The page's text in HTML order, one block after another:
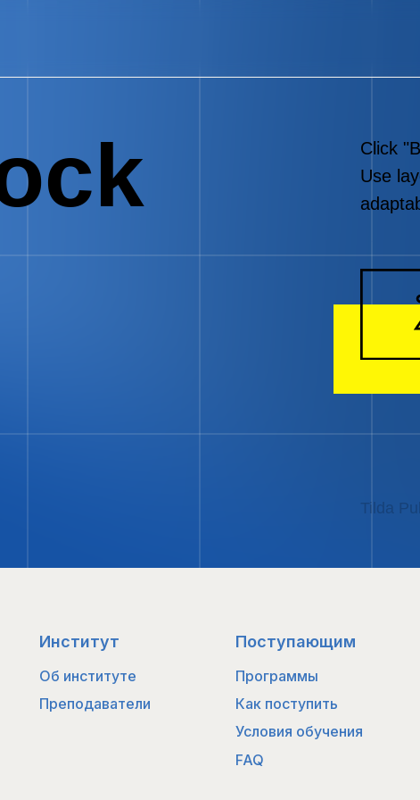
Click
Use
Tilda
Институт
Об институте
Преподаватели
Поступающим
Программы
Как поступить
Условия обучения
FAQ
Новости и
Контакты
06